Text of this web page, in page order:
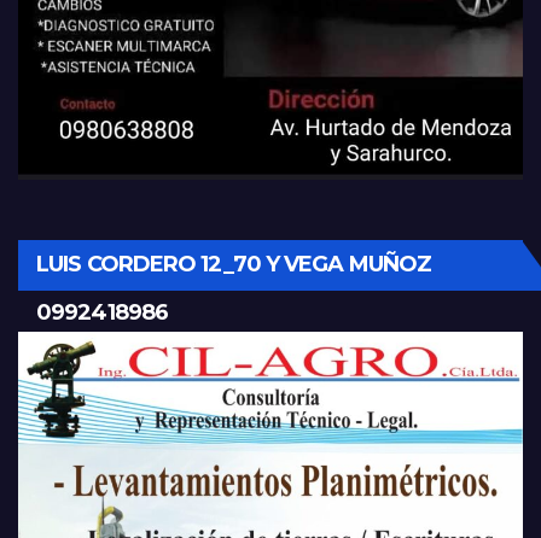
LUIS CORDERO 12_70 Y VEGA MUÑOZ
0992418986